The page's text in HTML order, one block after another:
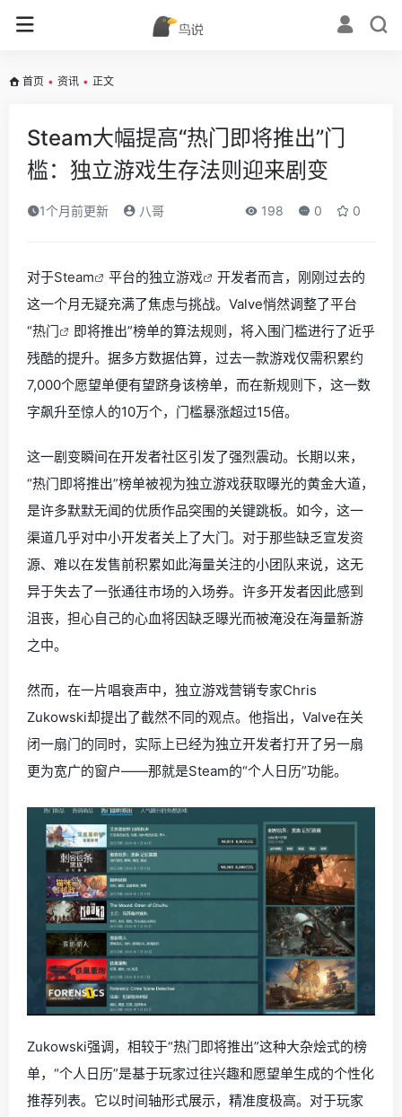
首页 • 资讯 • 正文
Steam大幅提高“热门即将推出”门
槛：独立游戏生存法则迎来剧变
1个月前更新 八哥 198 0 0
对于Steam 平台的独立游戏
开发者而言，刚刚过去的
这一个月无疑充满了焦虑与挑战。Valve悄然调整了平台
“热门
即将推出”榜单的算法规则，将入围门槛进行了近乎
残酷的提升。据多方数据估算，过去一款游戏仅需积累约
7,000个愿望单便有望跻身该榜单，而在新规则下，这一数
字飙升至惊人的10万个，门槛暴涨超过15倍。
这一剧变瞬间在开发者社区引发了强烈震动。长期以来，
“热门即将推出”榜单被视为独立游戏获取曝光的黄金大道，
是许多默默无闻的优质作品突围的关键跳板。如今，这一
渠道几乎对中小开发者关上了大门。对于那些缺乏宣发资
源、难以在发售前积累如此海量关注的小团队来说，这无
异于失去了一张通往市场的入场券。许多开发者因此感到
沮丧，担心自己的心血将因缺乏曝光而被淹没在海量新游
之中。
然而，在一片唱衰声中，独立游戏营销专家Chris
Zukowski却提出了截然不同的观点。他指出，Valve在关
闭一扇门的同时，实际上已经为独立开发者打开了另一扇
更为宽广的窗户——那就是Steam的“个人日历”功能。
Zukowski强调，相较于“热门即将推出”这种大杂烩式的榜
单，“个人日历”是基于玩家过往兴趣和愿望单生成的个性化
推荐列表。它以时间轴形式展示，精准度极高。对于玩家